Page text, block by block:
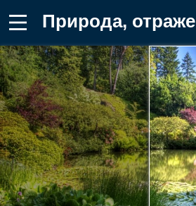
Природа, отражение, пруд, сад, свет Обои для телефона